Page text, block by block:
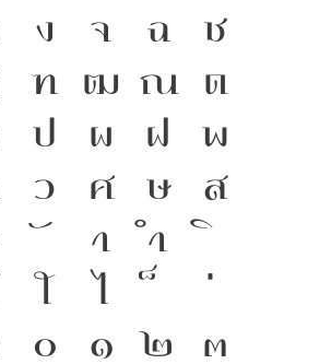
ง จ ฉ ช
ฑ ฒ ณ ด
ป ผ ฝ พ
ว ศ ษ ส
า ำ
ใ ไ
๐ ๑ ๒ ๓